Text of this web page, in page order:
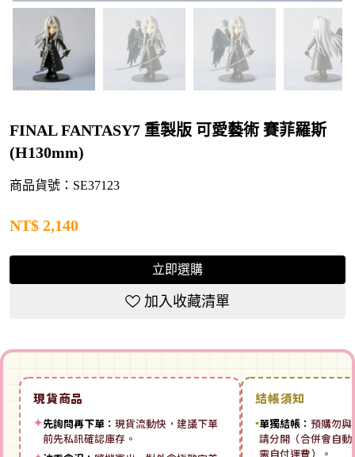
FINAL FANTASY7 重製版 可愛藝術 賽菲羅斯
(H130mm)
商品貨號：SE37123
NT$ 2,140
立即選購
加入收藏清單
現貨商品
✦先詢問再下單： 現貨流動快，建議下單
前先私訊確認庫存。
結帳須知
▪單獨結帳： 預購勿與
請分開（合併會自
需自付運費）。